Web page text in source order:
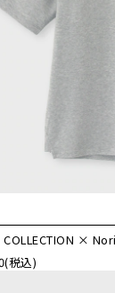
COLLECTION ×
(税込)